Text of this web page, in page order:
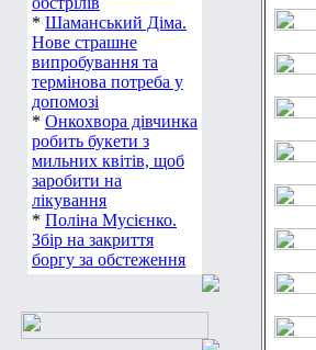
* Шаманський Діма.
Нове страшне
випробування та
термінова потреба у
допомозі
* Онкохвора дівчинка
робить букети з
мильних квітів, щоб
заробити на
лікування
* Поліна Мусієнко.
Збір на закриття
боргу за обстеження